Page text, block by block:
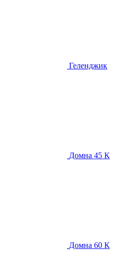
Геленджик
Домна 45 К
Домна 60 К